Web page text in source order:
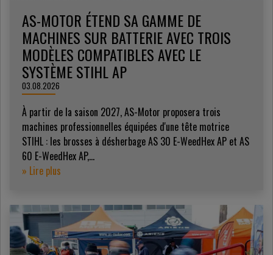
AS-MOTOR ÉTEND SA GAMME DE
MACHINES SUR BATTERIE AVEC TROIS
MODÈLES COMPATIBLES AVEC LE
SYSTÈME STIHL AP
03.08.2026
À partir de la saison 2027, AS-Motor proposera trois
machines professionnelles équipées d'une tête motrice
STIHL : les brosses à désherbage AS 30 E-WeedHex AP et AS
60 E-WeedHex AP,...
» Lire plus